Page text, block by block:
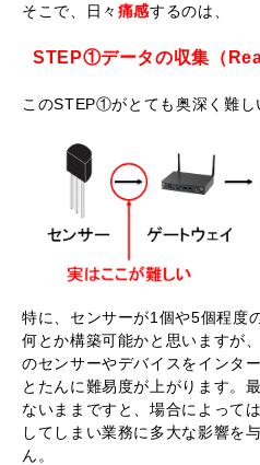
そこで、日々 痛感するのは、
STEP①データの収集（
このSTEP①がとても奥深く難し
特に、センサーが1個や5個程度
何とか構築可能かと思いますが
のセンサーやデバイスをインタ
とたんに難易度が上がります。
ないままですと、場合によって
してしまい業務に多大な影響を
ん。